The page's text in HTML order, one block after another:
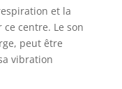
et la
centre. Le son
peut être
vibration